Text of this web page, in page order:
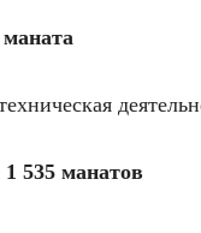
1 535 манатов